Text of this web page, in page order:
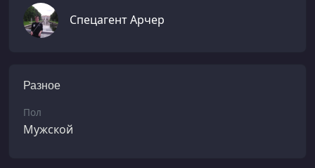
Спецагент Арчер
Разное
Пол
Мужской